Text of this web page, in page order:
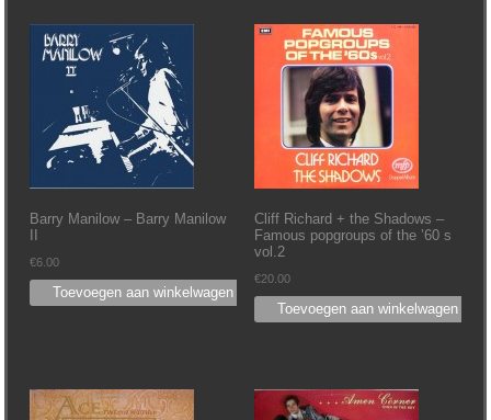
Barry Manilow – Barry Manilow
II
€6.00
Toevoegen aan winkelwagen
Cliff Richard + the Shadows –
Famous popgroups of the ’60 s
vol.2
€20.00
Toevoegen aan winkelwagen